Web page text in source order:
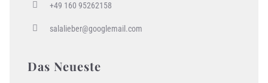
+49 160 95262158
salalieber@googlemail.com
Das Neueste